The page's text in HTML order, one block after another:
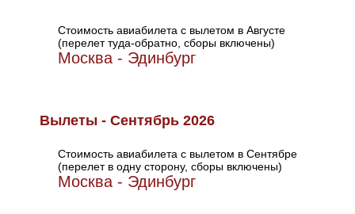
Стоимость авиабилета с вылетом в Августе
(перелет туда-обратно, сборы включены)
Москва - Эдинбург
Вылеты - Сентябрь 2026
Стоимость авиабилета с вылетом в Сентябре
(перелет в одну сторону, сборы включены)
Москва - Эдинбург